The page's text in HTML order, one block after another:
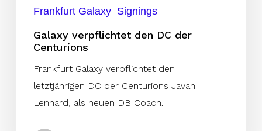
Frankfurt Galaxy Signings
Galaxy verpflichtet den DC der
Centurions
Frankfurt Galaxy verpflichtet den
letztjährigen DC der Centurions Javan
Lenhard, als neuen DB Coach.